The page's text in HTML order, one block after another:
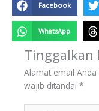
Facebook
WhatsApp
Tinggalkan
Alamat email Anda
wajib ditandai *